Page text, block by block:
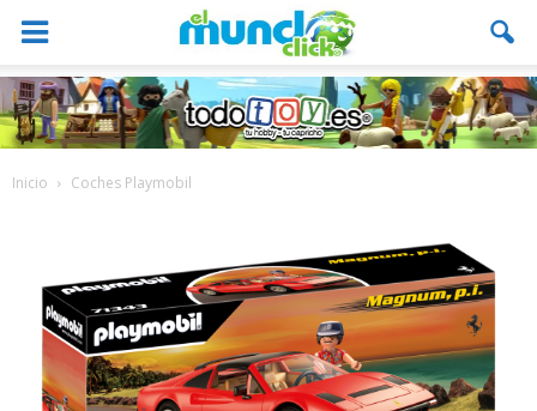
Inicio Coches Playmobil